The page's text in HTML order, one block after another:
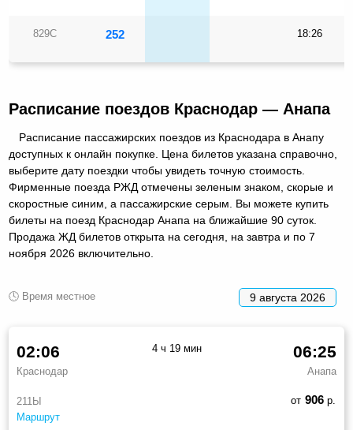
829С 252 18:26
Расписание поездов Краснодар — Анапа
Расписание пассажирских поездов из Краснодара в Анапу
доступных к онлайн покупке. Цена билетов указана справочно,
выберите дату поездки чтобы увидеть точную стоимость.
Фирменные поезда РЖД отмечены зеленым знаком, скорые и
скоростные синим, а пассажирские серым. Вы можете купить
билеты на поезд Краснодар Анапа на ближайшие 90 суток.
Продажа ЖД билетов открыта на сегодня, на завтра и по 7
ноября 2026 включительно.
🕓 Время местное 9 августа 2026
211Ы
Маршрут
02:06
Краснодар
06:25
Анапа
4 ч 19 мин
от 906р.